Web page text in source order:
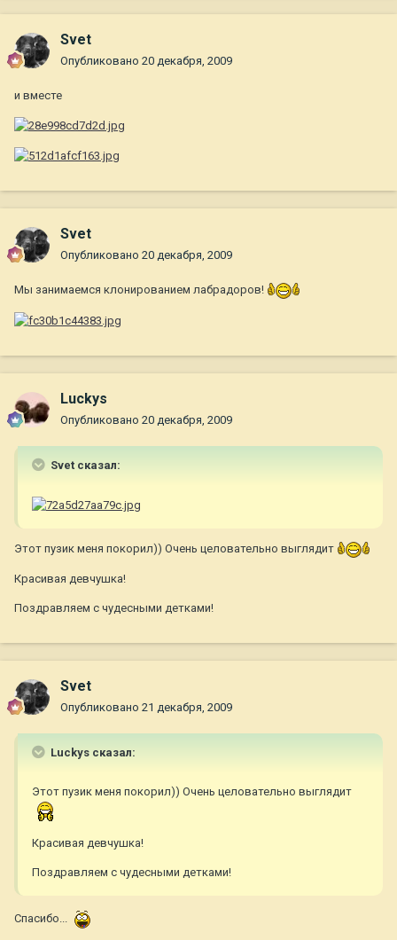
Svet
Опубликовано 20 декабря, 2009
и вместе
Svet
Опубликовано 20 декабря, 2009
Мы занимаемся клонированием лабрадоров!
Luckys
Опубликовано 20 декабря, 2009
Svet сказал:
Этот пузик меня покорил)) Очень целовательно выглядит
Красивая девчушка!
Поздравляем с чудесными детками!
Svet
Опубликовано 21 декабря, 2009
Luckys сказал:
Этот пузик меня покорил)) Очень целовательно выглядит
Красивая девчушка!
Поздравляем с чудесными детками!
Спасибо...